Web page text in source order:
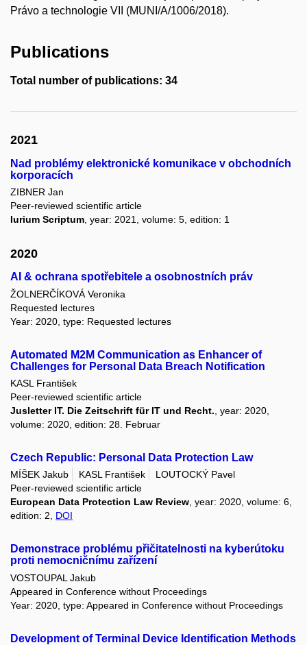
Právo a technologie VII (MUNI/A/1006/2018).
Publications
Total number of publications: 34
2021
Nad problémy elektronické komunikace v obchodních
korporacích
ZIBNER Jan
Peer-reviewed scientific article
Iurium Scriptum , year: 2021, volume: 5, edition: 1
2020
AI & ochrana spotřebitele a osobnostních práv
ŽOLNERČÍKOVÁ Veronika
Requested lectures
Year: 2020, type: Requested lectures
Automated M2M Communication as Enhancer of
Challenges for Personal Data Breach Notification
KASL František
Peer-reviewed scientific article
Jusletter IT. Die Zeitschrift für IT und Recht. , year: 2020,
volume: 2020, edition: 28. Februar
Czech Republic: Personal Data Protection Law
MÍŠEK Jakub KASL František
LOUTOCKÝ Pavel
Peer-reviewed scientific article
European Data Protection Law Review, year: 2020, volume: 6,
edition: 2, DOI
Demonstrace problému přičitatelnosti na kyberútoku
proti nemocničnímu zařízení
VOSTOUPAL Jakub
Appeared in Conference without Proceedings
Year: 2020, type: Appeared in Conference without Proceedings
Development of Terminal Device Identification Methods